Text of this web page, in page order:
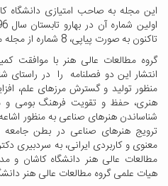
تاکنون به صورت پیاپی، 8 شماره از مجله منتشر شده است.
گروه مطالعات عالی هنر با موافقت
انتشار این دو فصلنامه را در
منظور تولید و گسترش مرزهای علم،
هنری، حفظ و تقویت فرهنگ بومی و
شناساندن هنرهای صناعی به منظور
ترویج هنرهای صناعی در بطن جامعه
معنوی و کاربردی ایرانی، به سردبیری
مطالعات عالی هنر دانشگاه کاشان و
هیات علمی گروه مطالعات عالی هنر